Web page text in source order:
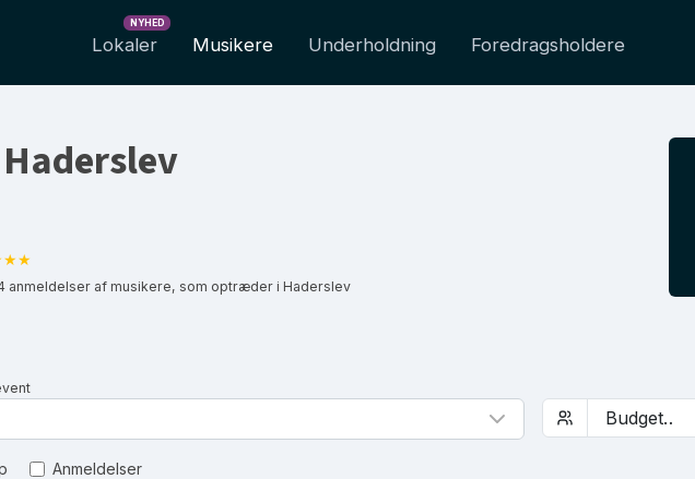
Lokaler
NYHED
Musikere Underholdning Foredragsholdere
anmeldelser af musikere, som optræder i Haderslev
Anmeldelser